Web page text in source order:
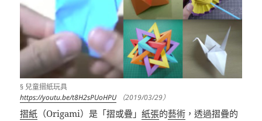
§ 兒童摺紙玩具
https://youtu.be/t8H2sPUoHPU （2019/03/29）
摺紙 （Origami）是「摺或疊」紙張的藝術 ，透過摺疊的